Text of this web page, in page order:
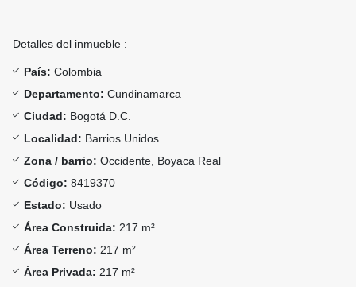
Detalles del inmueble :
País: Colombia
Departamento: Cundinamarca
Ciudad: Bogotá D.C.
Localidad: Barrios Unidos
Zona / barrio: Occidente, Boyaca Real
Código: 8419370
Estado: Usado
Área Construida: 217 m²
Área Terreno: 217 m²
Área Privada: 217 m²